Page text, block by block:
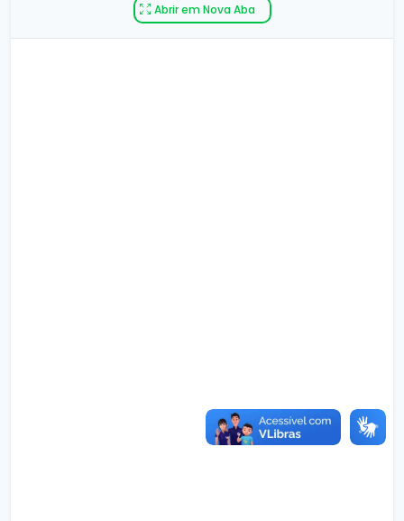
Abrir em Nova Aba